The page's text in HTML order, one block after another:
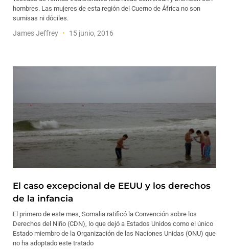
hombres. Las mujeres de esta región del Cuerno de África no son
sumisas ni dóciles.
James Jeffrey 15 junio, 2016
El caso excepcional de EEUU y los derechos
de la infancia
El primero de este mes, Somalia ratificó la Convención sobre los
Derechos del Niño (CDN), lo que dejó a Estados Unidos como el único
Estado miembro de la Organización de las Naciones Unidas (ONU) que
no ha adoptado este tratado